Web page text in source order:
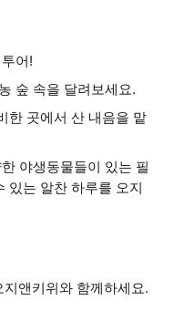
어!
숲 속을 달려보세요.
한 곳에서 산 내음을 맡
야생동물들이 있는 필
있는 알찬 하루를 오지
앤키위와 함께하세요.